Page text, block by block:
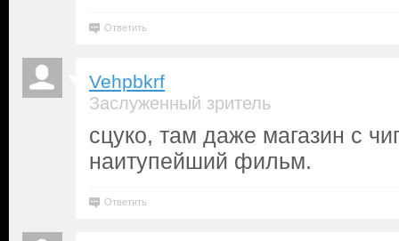
Ответить
Vehpbkrf
Заслуженный зритель
сцуко, там даже магазин с
наитупейший фильм.
Ответить